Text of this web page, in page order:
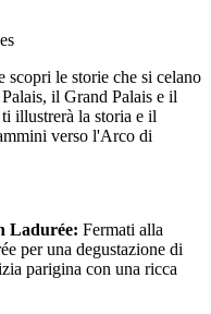
le storie che si celano
il Grand Palais e il
illustrerà la storia e il
verso l'Arco di
Ladurée: Fermati alla
per una degustazione di
parigina con una ricca